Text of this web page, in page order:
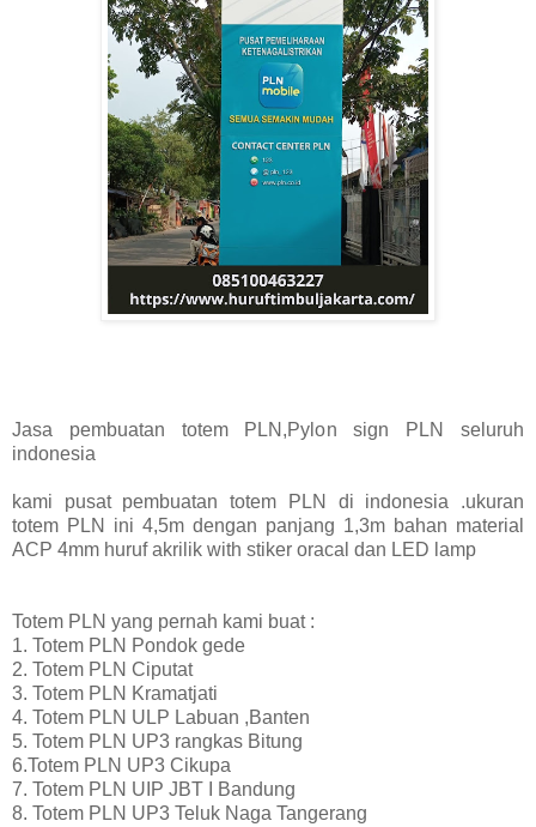
Jasa pembuatan totem PLN,Pylon sign PLN seluruh
indonesia
kami pusat pembuatan totem PLN di indonesia .ukuran
totem PLN ini 4,5m dengan panjang 1,3m bahan material
ACP 4mm huruf akrilik with stiker oracal dan LED lamp
Totem PLN yang pernah kami buat :
1. Totem PLN Pondok gede
2. Totem PLN Ciputat
3. Totem PLN Kramatjati
4. Totem PLN ULP Labuan ,Banten
5. Totem PLN UP3 rangkas Bitung
6.Totem PLN UP3 Cikupa
7. Totem PLN UIP JBT I Bandung
8. Totem PLN UP3 Teluk Naga Tangerang